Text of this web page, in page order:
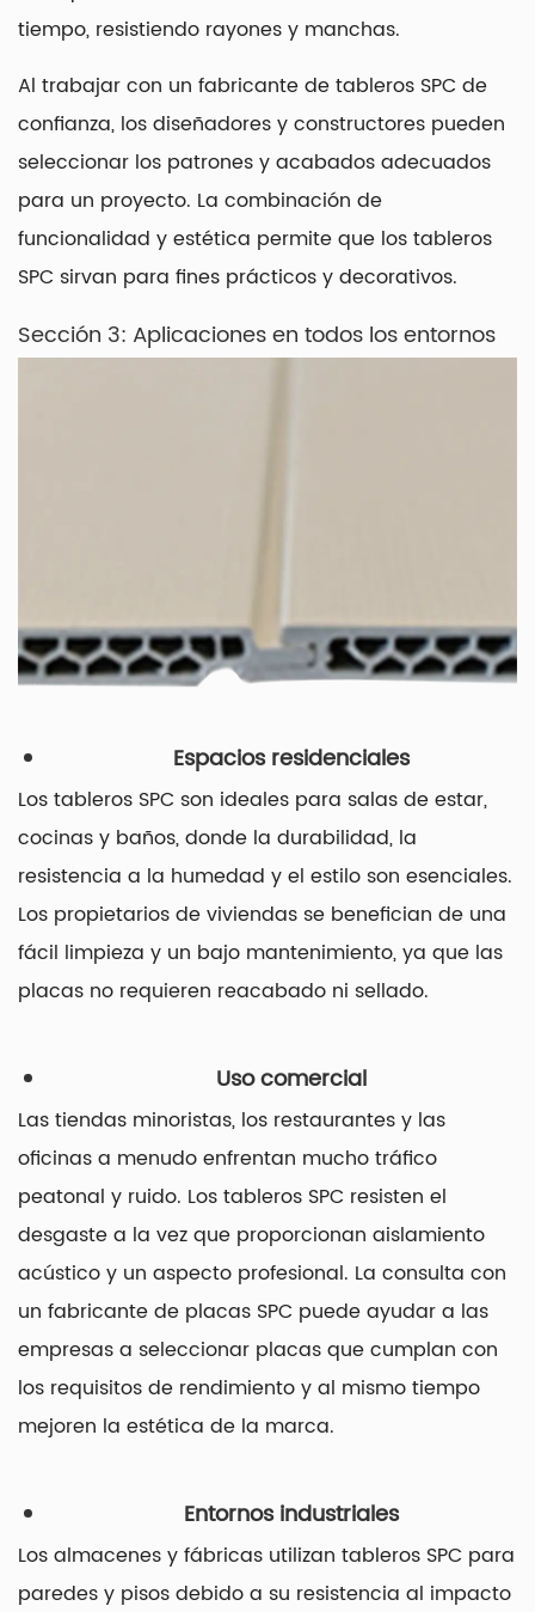
tiempo, resistiendo rayones y manchas.
Al trabajar con un fabricante de tableros SPC de
confianza, los diseñadores y constructores pueden
seleccionar los patrones y acabados adecuados
para un proyecto. La combinación de
funcionalidad y estética permite que los tableros
SPC sirvan para fines prácticos y decorativos.
Sección 3: Aplicaciones en todos los entornos
Espacios residenciales
Los tableros SPC son ideales para salas de estar,
cocinas y baños, donde la durabilidad, la
resistencia a la humedad y el estilo son esenciales.
Los propietarios de viviendas se benefician de una
fácil limpieza y un bajo mantenimiento, ya que las
placas no requieren reacabado ni sellado.
Uso comercial
Las tiendas minoristas, los restaurantes y las
oficinas a menudo enfrentan mucho tráfico
peatonal y ruido. Los tableros SPC resisten el
desgaste a la vez que proporcionan aislamiento
acústico y un aspecto profesional. La consulta con
un fabricante de placas SPC puede ayudar a las
empresas a seleccionar placas que cumplan con
los requisitos de rendimiento y al mismo tiempo
mejoren la estética de la marca.
Entornos industriales
Los almacenes y fábricas utilizan tableros SPC para
paredes y pisos debido a su resistencia al impacto